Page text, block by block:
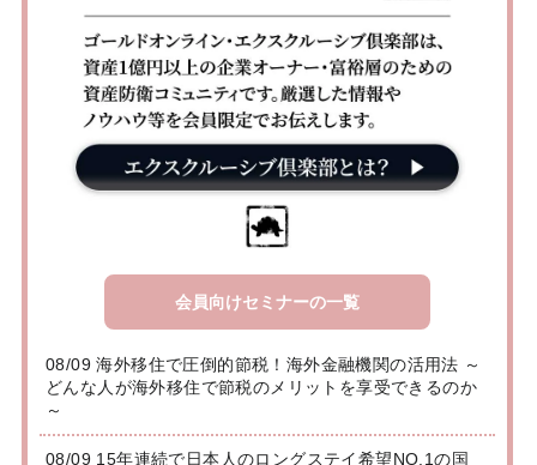
会員向けセミナーの一覧
08/09 海外移住で圧倒的節税！海外金融機関の活用法 ～
どんな人が海外移住で節税のメリットを享受できるのか
～
08/09 15年連続で日本人のロングステイ希望NO.1の国